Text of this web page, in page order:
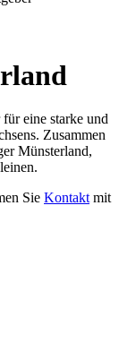
eine starke und
Zusammen
Münsterland,
Sie Kontakt mit